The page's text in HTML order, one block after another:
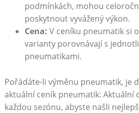
podmínkách, mohou
poskytnout vyvážený výkon.
Cena: V ceníku pneumatik⁤ si
varianty⁣ porovnávají s
pneumatikami.
Pořádáte-li výměnu pneumatik, je
aktuální ceník pneumatik:‌ Aktuální
každou⁢ sezónu, abyste našli